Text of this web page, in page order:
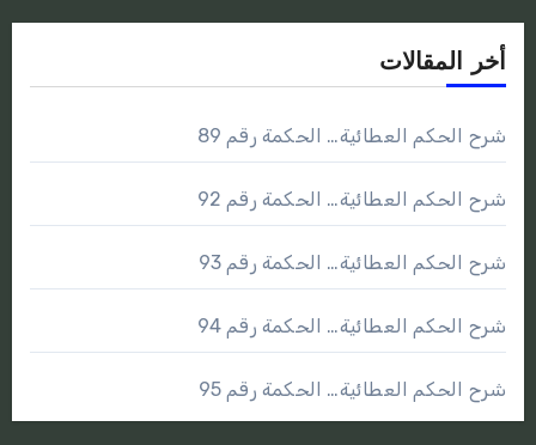
أخر المقالات
شرح الحكم العطائية… الحكمة رقم 89
شرح الحكم العطائية… الحكمة رقم 92
شرح الحكم العطائية… الحكمة رقم 93
شرح الحكم العطائية… الحكمة رقم 94
شرح الحكم العطائية… الحكمة رقم 95